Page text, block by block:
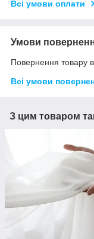
Всі умови оплати
Умови
Повернення товару
Всі умови
З цим товаром